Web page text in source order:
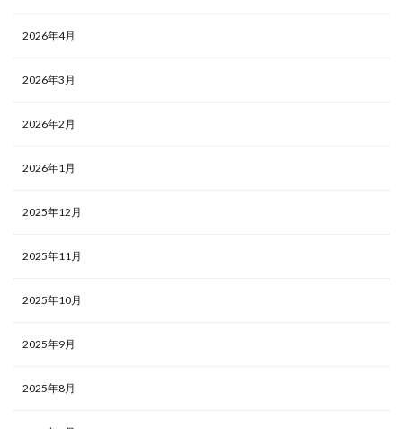
2026年4月
2026年3月
2026年2月
2026年1月
2025年12月
2025年11月
2025年10月
2025年9月
2025年8月